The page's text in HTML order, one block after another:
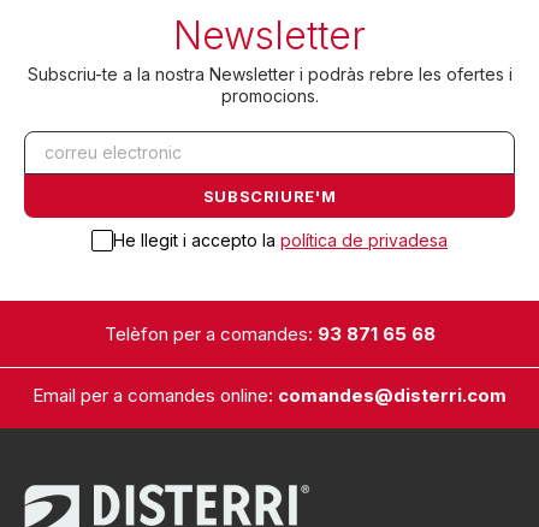
Newsletter
Subscriu-te a la nostra Newsletter i podràs rebre les ofertes i
promocions.
He llegit i accepto la política de privadesa
Telèfon per a comandes: 93 871 65 68
Email per a comandes online: comandes@disterri.com